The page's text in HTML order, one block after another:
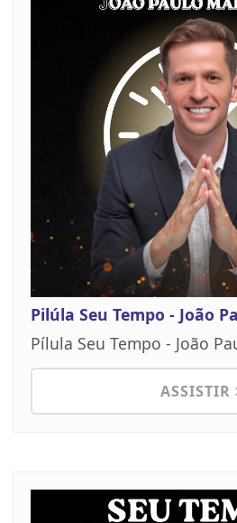
Pilúla Seu Tempo - João
Pílula Seu Tempo - João
ASSISTIR